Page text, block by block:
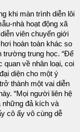
khi màn trình diễn lôi
nhà hoạt động xã
viên chuyển giới
hoàn toàn khác so
trường trung học. “Để
quan về nhân loại, coi
diện cho một ý
thành một vai diễn
“Mọi người liên hệ
những đả kích và
cô ấy vô cùng dễ